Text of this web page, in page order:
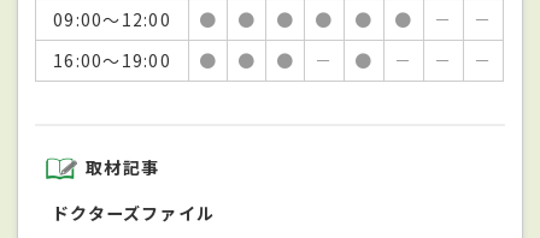
09:00～12:00
● ● ● ● ● ● －
－
16:00～19:00
● ● ● － ● － － －
取材記事
ドクターズファイル